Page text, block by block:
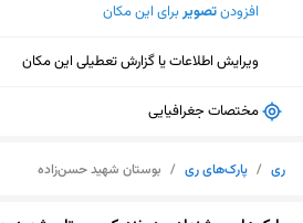
افزودنتصویربرای این مکان
ویرایش اطلاعات یا گزارش تعطیلی این مکان
مختصات جغرافیایی
ری / پارک‌های ری / بوستان شهید حسن‌زاده